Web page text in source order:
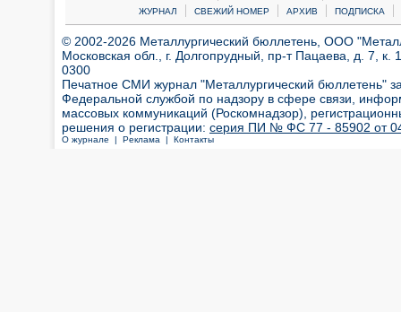
ЖУРНАЛ
| СВЕЖИЙ НОМЕР | АРХИВ | ПОДПИСКА |
© 2002-2026 Металлургический бюллетень, ООО
Московская обл., г. Долгопрудный, пр-т Пацаева, д. 7,
0300
Печатное СМИ журнал "Металлургический бюллетень"
Федеральной службой по надзору в сфере связи,
массовых коммуникаций (Роскомнадзор),
решения о регистрации: серия ПИ № ФС 77 - 85902 от 04
О журнале | Реклама | Контакты